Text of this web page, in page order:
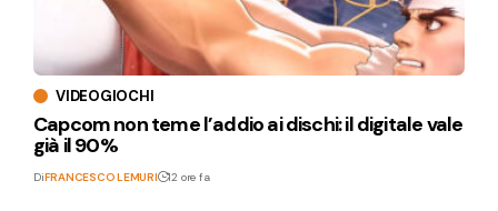
VIDEOGIOCHI
Capcom non teme l’addio ai dischi: il digitale vale
già il 90%
DiFRANCESCO LEMURI 12 ore fa